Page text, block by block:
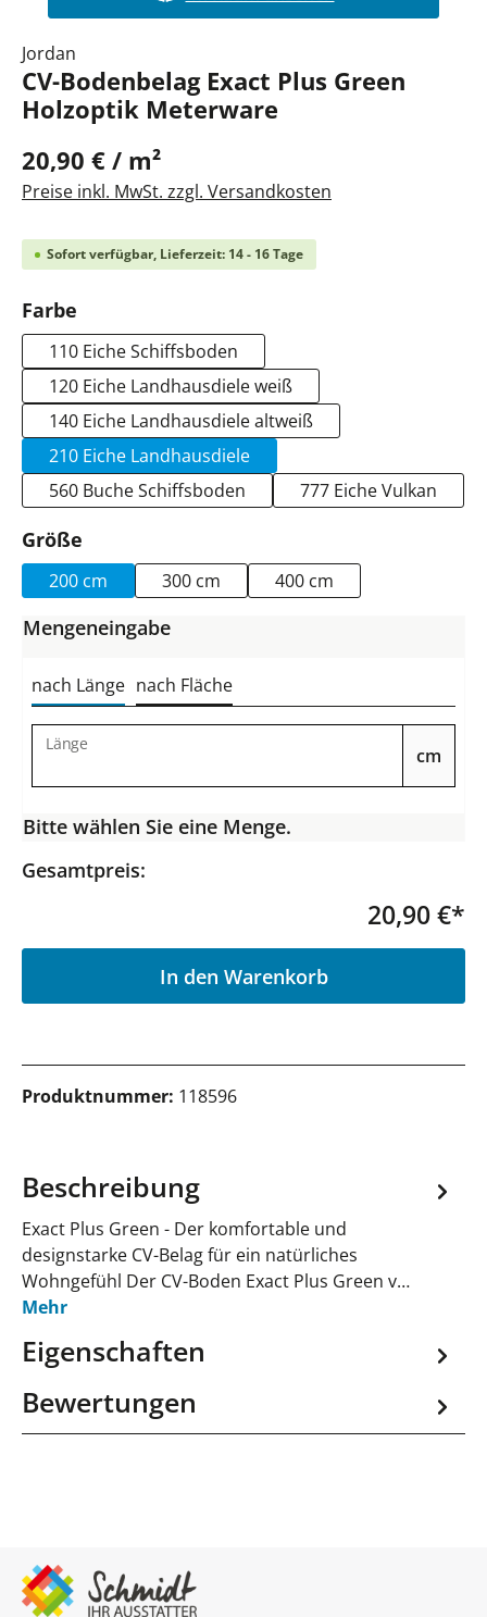
Jordan
CV-Bodenbelag Exact Plus Green
Holzoptik Meterware
20,90 € / m²
Preise inkl. MwSt. zzgl. Versandkosten
Sofort verfügbar, Lieferzeit: 14 - 16 Tage
Farbe
110 Eiche Schiffsboden
120 Eiche Landhausdiele weiß
140 Eiche Landhausdiele altweiß
210 Eiche Landhausdiele
560 Buche Schiffsboden
777 Eiche Vulkan
Größe
200 cm 300 cm 400 cm
Mengeneingabe
nach Länge nach Fläche
Länge
cm
Bitte wählen Sie eine Menge.
Gesamtpreis:
20,90 €*
In den Warenkorb
Produktnummer: 118596
Beschreibung
Exact Plus Green - Der komfortable und
designstarke CV-Belag für ein natürliches
Wohngefühl Der CV-Boden Exact Plus Green v…
Mehr
Eigenschaften
Bewertungen